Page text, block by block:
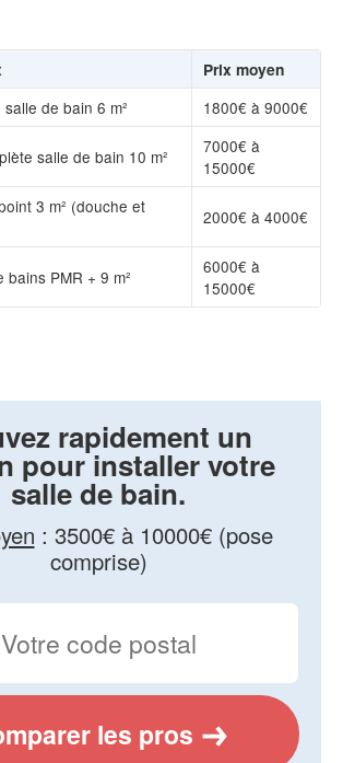
Prix moyen
de bain 6 m²
1800€ à 9000€
salle de bain 10 m²
7000€ à
15000€
3 m² (douche et
2000€ à 4000€
PMR + 9 m²
6000€ à
15000€
rapidement un
pour installer votre
salle de bain.
: 3500€ à 10000€ (pose
comprise)
les pros